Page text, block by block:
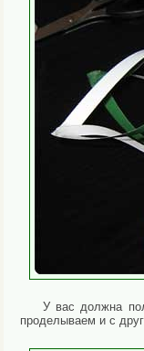
У вас должна
проделываем и с